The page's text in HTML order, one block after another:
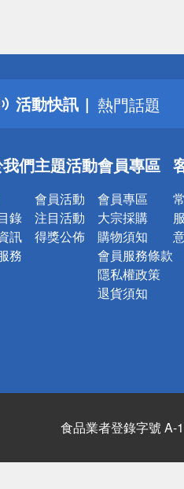
活動快訊
詐騙網頁！
得獎公告
熱門話題
銀行優惠
詐騙網頁！
們
錄
訊
務
主題活動
會員活動
注目活動
得獎公佈
會員專區
會員專區
大宗採購
購物須知
會員服務條款
隱私權政策
退貨須知
食品業者登錄字號 A-